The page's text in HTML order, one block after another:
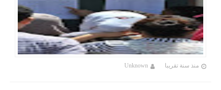
منذ سنة تقريبا Unknown